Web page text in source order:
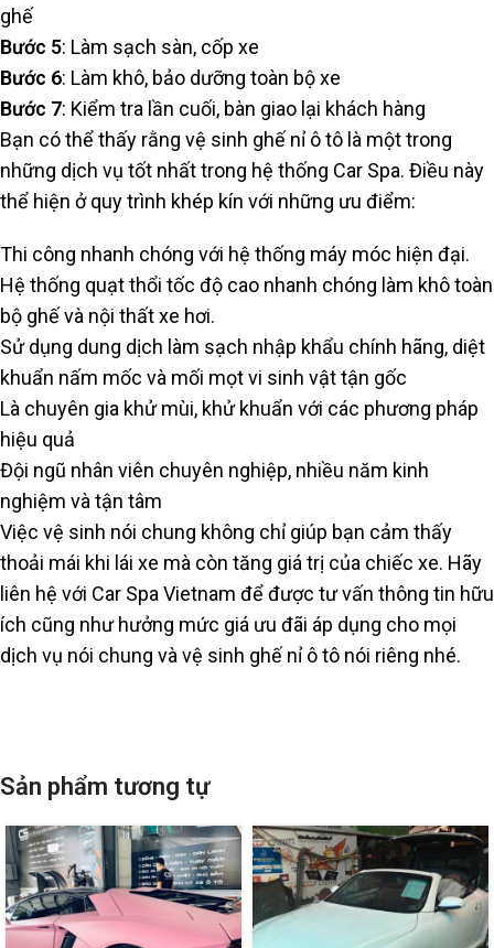
ghế
Bước 5: Làm sạch sàn, cốp xe
Bước 6: Làm khô, bảo dưỡng toàn bộ xe
Bước 7: Kiểm tra lần cuối, bàn giao lại khách hàng
Bạn có thể thấy rằng vệ sinh ghế nỉ ô tô là một trong
những dịch vụ tốt nhất trong hệ thống Car Spa. Điều này
thể hiện ở quy trình khép kín với những ưu điểm:
Thi công nhanh chóng với hệ thống máy móc hiện đại.
Hệ thống quạt thổi tốc độ cao nhanh chóng làm khô toàn
bộ ghế và nội thất xe hơi.
Sử dụng dung dịch làm sạch nhập khẩu chính hãng, diệt
khuẩn nấm mốc và mối mọt vi sinh vật tận gốc
Là chuyên gia khử mùi, khử khuẩn với các phương pháp
hiệu quả
Đội ngũ nhân viên chuyên nghiệp, nhiều năm kinh
nghiệm và tận tâm
Việc vệ sinh nói chung không chỉ giúp bạn cảm thấy
thoải mái khi lái xe mà còn tăng giá trị của chiếc xe. Hãy
liên hệ với Car Spa Vietnam để được tư vấn thông tin hữu
ích cũng như hưởng mức giá ưu đãi áp dụng cho mọi
dịch vụ nói chung và vệ sinh ghế nỉ ô tô nói riêng nhé.
Sản phẩm tương tự